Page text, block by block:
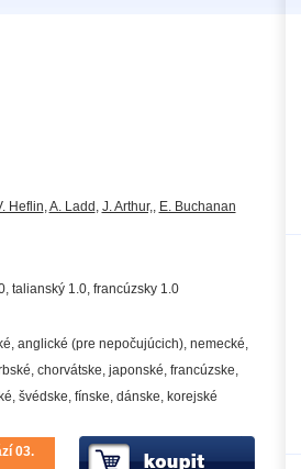
Heflin,A. Ladd, J. Arthur,, E. Buchanan
talianský 1.0, francúzsky 1.0
anglické (pre nepočujúcich), nemecké,
chorvátske, japonské, francúzske,
švédske, fínske, dánske, korejské
03.